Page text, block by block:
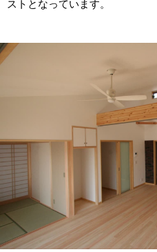
ストとなっています。